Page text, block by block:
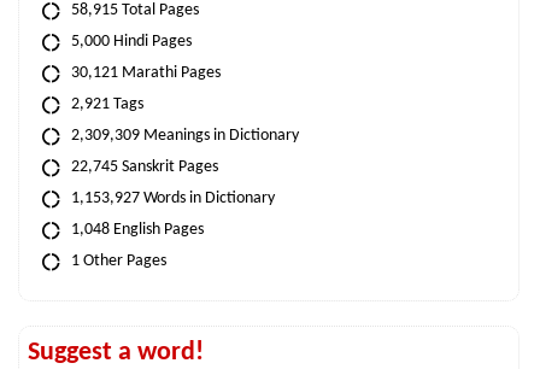
58,915 Total Pages
5,000 Hindi Pages
30,121 Marathi Pages
2,921 Tags
2,309,309 Meanings in Dictionary
22,745 Sanskrit Pages
1,153,927 Words in Dictionary
1,048 English Pages
1 Other Pages
Suggest a word!